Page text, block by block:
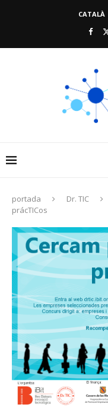
CATALÀ
portada Dr. TIC
prácTICos